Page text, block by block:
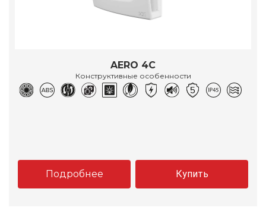
AERO 4C
Конструктивные особенности
Подробнее Купить